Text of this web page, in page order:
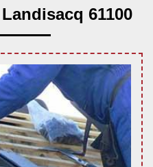
61100